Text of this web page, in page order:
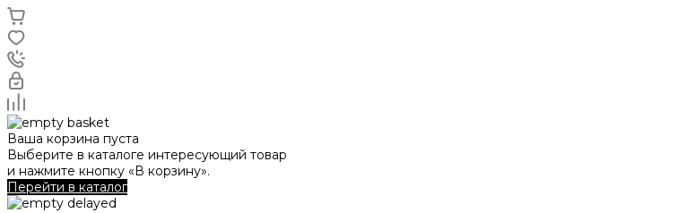
Ваша корзина пуста
Выберите в каталоге интересующий товар
и нажмите кнопку «В корзину».
Перейти в каталог